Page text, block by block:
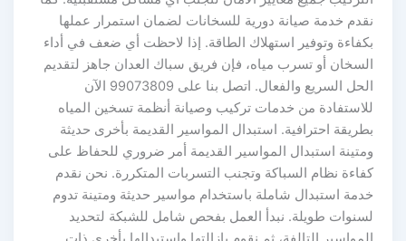
نقدم خدمة صيانة دورية للسخانات لضمان استمرار عملها
بكفاءة وتوفير استهلاك الطاقة. إذا لاحظت أي ضعف في أداء
السخان أو تسرب مياه، فإن فريق سباك العدان جاهز لتقديم
الحل السريع والفعال. اتصل بنا على 99073809 الآن
للاستفادة من خدمات تركيب وصيانة أنظمة تسخين المياه
بطريقة احترافية. استبدال المواسير القديمة بأخرى حديثة
ومتينة استبدال المواسير القديمة أمر ضروري للحفاظ على
كفاءة نظام السباكة وتجنب التسربات المتكررة. نحن نقدم
خدمة استبدال شاملة باستخدام مواسير حديثة ومتينة تدوم
لسنوات طويلة. نبدأ العمل بفحص شامل للشبكة لتحديد